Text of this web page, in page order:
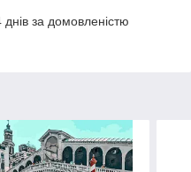
за домовленістю